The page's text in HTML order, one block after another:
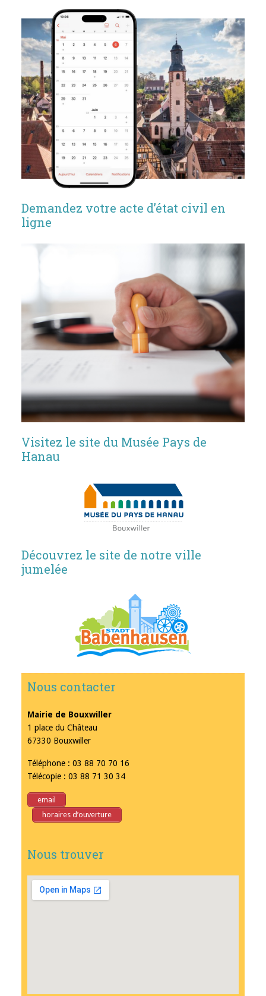
Demandez votre acte d’état civil en
ligne
Visitez le site du Musée Pays de
Hanau
Découvrez le site de notre ville
jumelée
Nous contacter
Mairie de Bouxwiller
1 place du Château
67330 Bouxwiller
Téléphone : 03 88 70 70 16
Télécopie : 03 88 71 30 34
email
horaires d’ouverture
Nous trouver